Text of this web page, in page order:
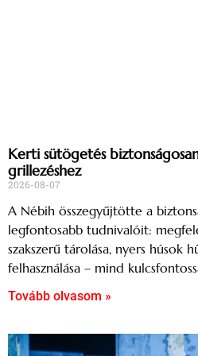
Kerti sütögetés
grillezéshez
2026-08-07
A Nébih összegyűjtötte a
legfontosabb tudnivalóit:
szakszerű tárolása, nyers húsok
felhasználása – mind
Tovább olvasom »